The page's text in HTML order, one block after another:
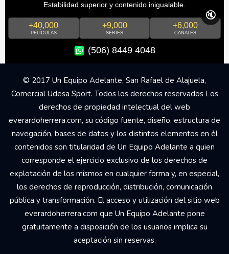
Estabilidad superior y contenido inigualable.
+40,000
PELÍCULAS
+9,000
SERIES
+6,000
CANALES
(506) 8449 4048
🔇
© 2017 Un Equipo Adelante, San Rafael de Alajuela,
Comercial Udesa Sport. Todos los derechos reservados Los
derechos de propiedad intelectual del web
everardoherrera.com, su código fuente, diseño, estructura de
navegación, bases de datos y los distintos elementos en él
contenidos son titularidad de Un Equipo Adelante a quien
corresponde el ejercicio exclusivo de los derechos de
explotación de los mismos en cualquier forma y, en especial,
los derechos de reproducción, distribución, comunicación
pública y transformación. El acceso y utilización del sitio web
everardoherrera.com que Un Equipo Adelante pone
gratuitamente a disposición de los usuarios implica su
aceptación sin reservas.